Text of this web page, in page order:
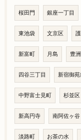
桜田門 銀座一丁目
東池袋 文京区
新富町 月島 豊洲
四谷三丁目 新宿御苑
中野富士見町 杉並区
新高円寺 南阿佐ヶ谷
淡路町 お茶の水